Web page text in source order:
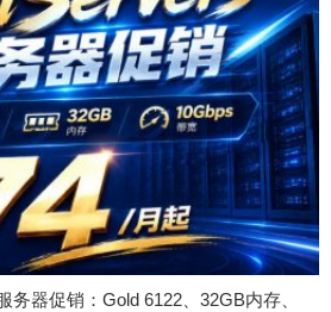
务器促销：Gold 6122、32GB内存、